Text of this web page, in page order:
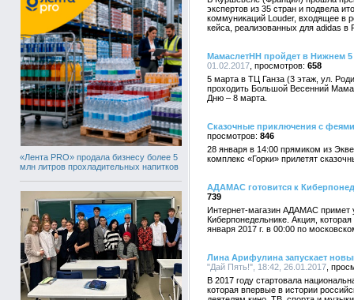
«Лента PRO» продала бизнесу более 5
млн литров прохладительных напитков
экспертов из 35 стран и подвела
коммуникаций Louder, входящее в
кейса, реализованных для adidas
МамаслетНН пройдет в Нижнем 5
01.02.2017
658
5 марта в ТЦ Ганза (3 этаж, ул.
проходить Большой Весенний
Дню – 8 марта.
Сказочные приключения с
846
28 января в 14:00 прямиком из
комплекс «Горки» прилетят
АДАМАС готовится к
739
Интернет-магазин АДАМАС примет
Киберпонедельнике. Акция,
января 2017 г. в 00:00 по
Лина Арифулина запускает
"Дай Пять!", 18:42, 26.01.2017
В 2017 году стартовала
которая впервые в истории